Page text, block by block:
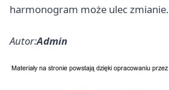
harmonogram może ulec zmianie.
Autor:Admin